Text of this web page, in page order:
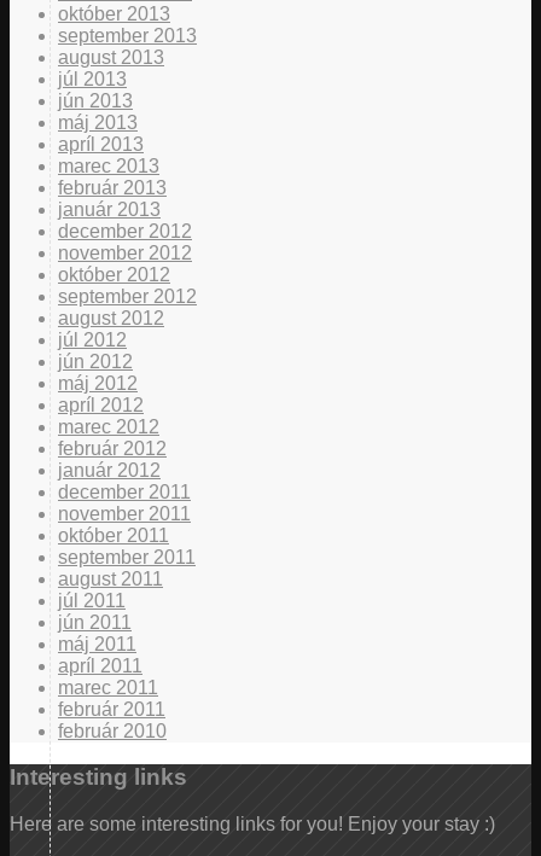
október 2013
september 2013
august 2013
júl 2013
jún 2013
máj 2013
apríl 2013
marec 2013
február 2013
január 2013
december 2012
november 2012
október 2012
september 2012
august 2012
júl 2012
jún 2012
máj 2012
apríl 2012
marec 2012
február 2012
január 2012
december 2011
november 2011
október 2011
september 2011
august 2011
júl 2011
jún 2011
máj 2011
apríl 2011
marec 2011
február 2011
február 2010
Interesting links
Here are some interesting links for you! Enjoy your stay :)